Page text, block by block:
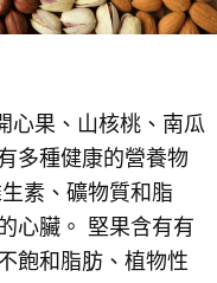
心果、山核桃、南瓜
多種健康的營養物
素、礦物質和脂
心臟。 堅果含有有
飽和脂肪、植物性